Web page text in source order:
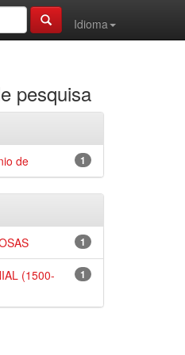
Idioma
pesquisa
1
de
1
1
(1500-